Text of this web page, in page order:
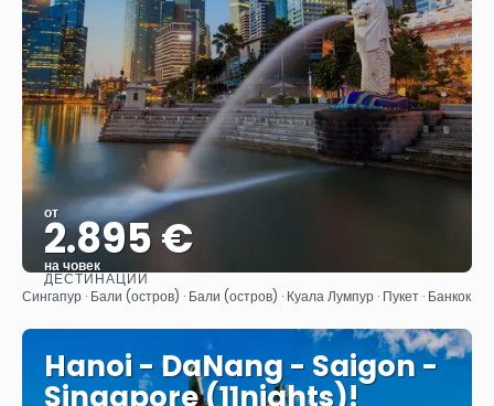
от
2.895 €
на човек
Вижте
ДЕСТИНАЦИИ
Сингапур · Бали (остров) · Бали (остров) · Куала Лумпур · Пукет · Банкок
Hanoi - DaNang - Saigon -
Singapore (11nights)!